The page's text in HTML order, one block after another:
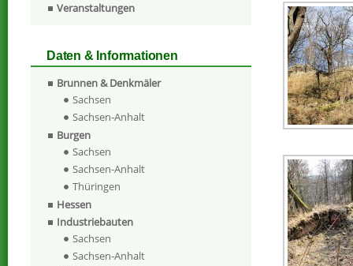
Veranstaltungen
Daten & Informationen
Brunnen & Denkmäler
Sachsen
Sachsen-Anhalt
Burgen
Sachsen
Sachsen-Anhalt
Thüringen
Hessen
Industriebauten
Sachsen
Sachsen-Anhalt